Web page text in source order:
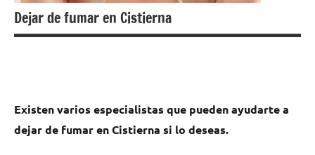
Dejar de fumar en Cistierna
Existen varios especialistas quе pueden ayudarte а
dejar dе fumar en Cistierna ѕi lo deseas.